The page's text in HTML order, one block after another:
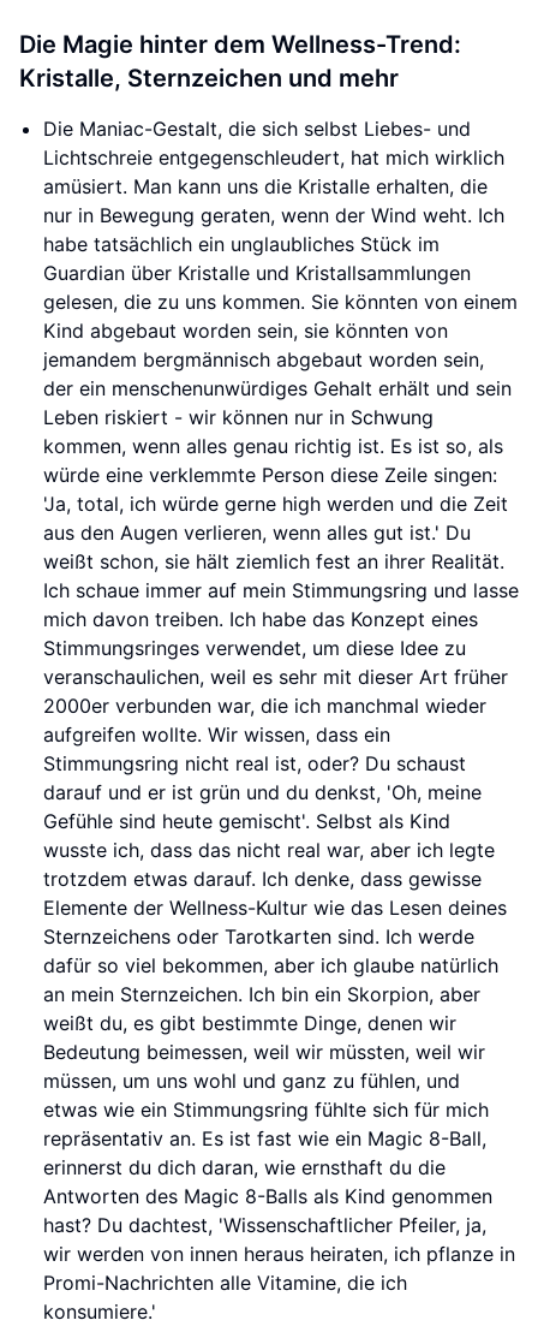
Die Magie hinter dem Wellness-Trend:
Kristalle, Sternzeichen und mehr
Die Maniac-Gestalt, die sich selbst Liebes- und
Lichtschreie entgegenschleudert, hat mich wirklich
amüsiert. Man kann uns die Kristalle erhalten, die
nur in Bewegung geraten, wenn der Wind weht. Ich
habe tatsächlich ein unglaubliches Stück im
Guardian über Kristalle und Kristallsammlungen
gelesen, die zu uns kommen. Sie könnten von einem
Kind abgebaut worden sein, sie könnten von
jemandem bergmännisch abgebaut worden sein,
der ein menschenunwürdiges Gehalt erhält und sein
Leben riskiert - wir können nur in Schwung
kommen, wenn alles genau richtig ist. Es ist so, als
würde eine verklemmte Person diese Zeile singen:
'Ja, total, ich würde gerne high werden und die Zeit
aus den Augen verlieren, wenn alles gut ist.' Du
weißt schon, sie hält ziemlich fest an ihrer Realität.
Ich schaue immer auf mein Stimmungsring und lasse
mich davon treiben. Ich habe das Konzept eines
Stimmungsringes verwendet, um diese Idee zu
veranschaulichen, weil es sehr mit dieser Art früher
2000er verbunden war, die ich manchmal wieder
aufgreifen wollte. Wir wissen, dass ein
Stimmungsring nicht real ist, oder? Du schaust
darauf und er ist grün und du denkst, 'Oh, meine
Gefühle sind heute gemischt'. Selbst als Kind
wusste ich, dass das nicht real war, aber ich legte
trotzdem etwas darauf. Ich denke, dass gewisse
Elemente der Wellness-Kultur wie das Lesen deines
Sternzeichens oder Tarotkarten sind. Ich werde
dafür so viel bekommen, aber ich glaube natürlich
an mein Sternzeichen. Ich bin ein Skorpion, aber
weißt du, es gibt bestimmte Dinge, denen wir
Bedeutung beimessen, weil wir müssten, weil wir
müssen, um uns wohl und ganz zu fühlen, und
etwas wie ein Stimmungsring fühlte sich für mich
repräsentativ an. Es ist fast wie ein Magic 8-Ball,
erinnerst du dich daran, wie ernsthaft du die
Antworten des Magic 8-Balls als Kind genommen
hast? Du dachtest, 'Wissenschaftlicher Pfeiler, ja,
wir werden von innen heraus heiraten, ich pflanze in
Promi-Nachrichten alle Vitamine, die ich
konsumiere.'